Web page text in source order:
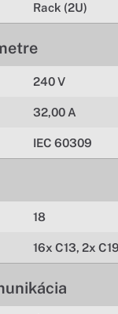
Rack (2U)
240 V
32,00 A
IEC 60309
18
16x C13, 2x C19